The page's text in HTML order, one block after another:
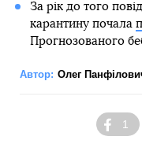
За рік до того
карантину почала
Прогнозованого
Автор: Олег
1